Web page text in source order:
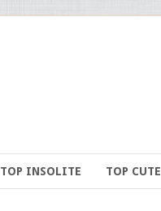
TOP INSOLITE TOP CUTE